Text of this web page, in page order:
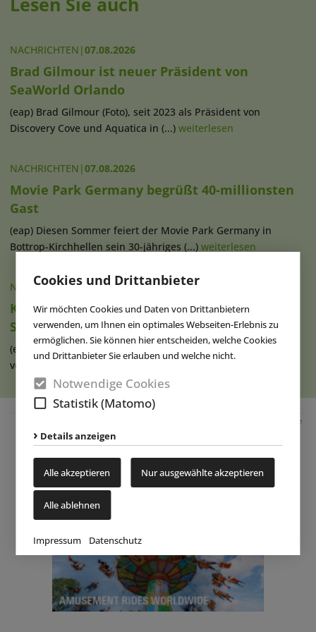
Cookies und Drittanbieter
Wir möchten Cookies und Daten von Drittanbietern
verwenden, um Ihnen ein optimales Webseiten-Erlebnis zu
ermöglichen. Sie können hier entscheiden, welche Cookies
und Drittanbieter Sie erlauben und welche nicht.
Notwendige Cookies
Statistik (Matomo)
Details anzeigen
Alle akzeptieren Nur ausgewählte akzeptieren
Alle ablehnen
Impressum Datenschutz
Lesen Sie auch
NACHRICHTEN |07.08.2026
Brad Gilmour ist neuer Präsident von
SeaWorld Orlando
(eap) Brad Gilmour (Foto), seit 2023 als Präsident von
Discovery Cove und Aquatica in (...) weiterlesen
NACHRICHTEN |07.08.2026
Movie Park Germany begrüßt 40-millionsten
Gast
(eap) Diesen Sommer feiert der Movie Park Germany in
Bottrop-Kirchhellen sein 30-jähriges (...) weiterlesen
NACHRICHTEN| 07.08.2026
Ketteler Hof erweitert Indoorhalle und
Spielangebot
(eap) Im Erlebnispark Ketteler Hof in Haltern am See haben
vor Kurzem die Bauarbeiten zur (...)
Anzeige